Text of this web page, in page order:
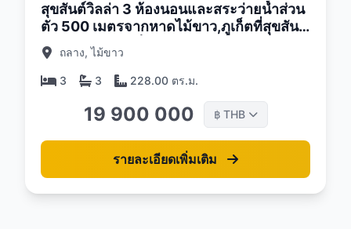
สุขสันต์วิลล่า 3 ห้องนอนและสระว่ายน้ำส่วน
ตัว 500 เมตรจากหาดไม้ขาว,ภูเก็ตที่สุขสันต์
บีชวอล์คคอมเพล็กซ์
ถลาง, ไม้ขาว
3 3 228.00 ตร.ม.
19 900 000 ฿ THB
รายละเอียดเพิ่มเติม